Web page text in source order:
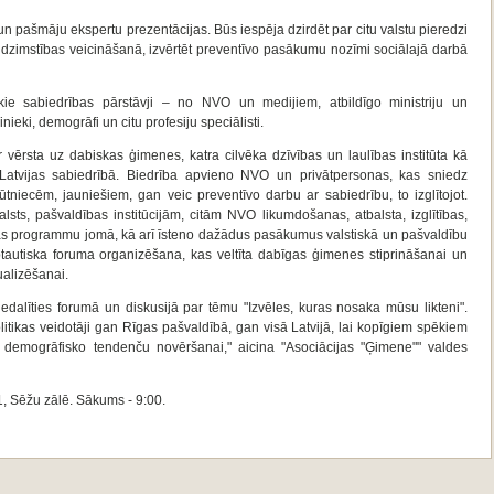
pašmāju ekspertu prezentācijas. Būs iespēja dzirdēt par citu valstu pieredzi
veicināšanā, izvērtēt preventīvo pasākumu nozīmi sociālajā darbā
sabiedrības pārstāvji – no NVO un medijiem, atbildīgo ministriju un
demogrāfi un citu profesiju speciālisti.
vērsta uz dabiskas ģimenes, katra cilvēka dzīvības un laulības institūta kā
sabiedrībā. Biedrība apvieno NVO un privātpersonas, kas sniedz
jauniešiem, gan veic preventīvo darbu ar sabiedrību, to izglītojot.
pašvaldības institūcijām, citām NVO likumdošanas, atbalsta, izglītības,
programmu jomā, kā arī īsteno dažādus pasākumus valstiskā un pašvaldību
foruma organizēšana, kas veltīta dabīgas ģimenes stiprināšanai un
forumā un diskusijā par tēmu "Izvēles, kuras nosaka mūsu likteni".
veidotāji gan Rīgas pašvaldībā, gan visā Latvijā, lai kopīgiem spēkiem
tendenču novēršanai," aicina "Asociācijas "Ģimene"" valdes
Sēžu zālē. Sākums - 9:00.